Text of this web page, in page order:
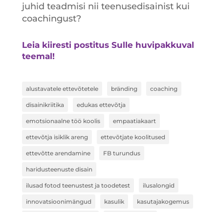
juhid teadmisi nii teenusedisainist kui
coachingust?
Leia kiiresti postitus Sulle huvipakkuval
teemal!
alustavatele ettevõtetele bränding coaching
disainikriitika edukas ettevõtja
emotsionaalne töö koolis empaatiakaart
ettevõtja isiklik areng ettevõtjate koolitused
ettevõtte arendamine FB turundus
haridusteenuste disain
ilusad fotod teenustest ja toodetest ilusalongid
innovatsioonimängud kasulik kasutajakogemus